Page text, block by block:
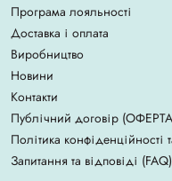
Програма лояльності
Доставка і оплата
Виробництво
Новини
Контакти
Публічний договір
Політика
Запитання та відповіді (FAQ)